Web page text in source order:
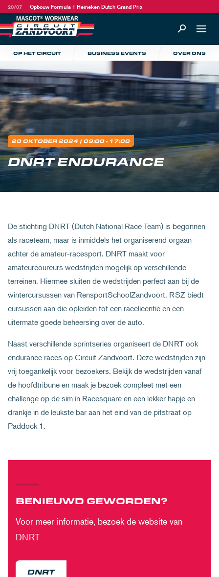
20/07 Opbouw Formula 1 Heineken Dutch Grand Prix
OP HET CIRCUIT BUSINESS EVENTS OVER ONS
20 OKTOBER 2024 | 09:00 - 17:00
DNRT ENDURANCE
De stichting DNRT (Dutch National Race Team) is begonnen
als raceteam, maar is inmiddels het organiserend orgaan
achter de amateur-racesport. DNRT maakt voor
amateurcoureurs wedstrijden mogelijk op verschillende
terreinen. Hiermee sluiten de wedstrijden perfect aan bij de
wintercursussen van RensportSchoolZandvoort. RSZ biedt
cursussen aan die opleiden tot een racelicentie en een
uitermate goede beheersing over de auto.
Naast verschillende sprintseries organiseert de DNRT ook
endurance races op Circuit Zandvoort. Deze wedstrijden zijn
vrij toegankelijk voor bezoekers. Bekijk de wedstrijden vanaf
de hoofdtribune en maak je bezoek compleet met een
challenge op de sim in Racesquare en een lekker hapje en
drankje in de leukste bar aan het eind van de pitstraat op
Paddock 1.
BENIEUWD GEWORDEN?
Voor meer informatie, bezoek de website van
DNRT
DNRT